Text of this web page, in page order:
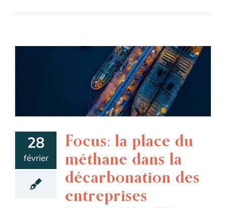
28
février
Focus: la place du
méthane dans la
décarbonation des
entreprises